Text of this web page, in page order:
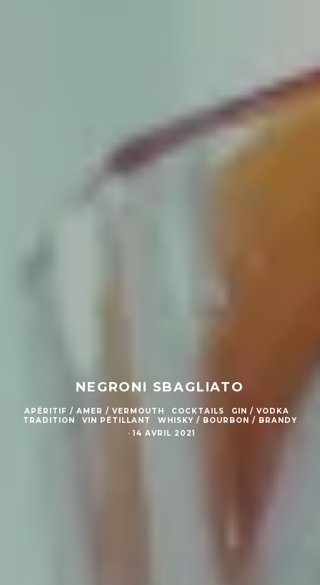
NEGRONI SBAGLIATO
APÉRITIF / AMER / VERMOUTH COCKTAILS
GIN / VODKA
TRADITION
VIN PÉTILLANT
WHISKY / BOURBON / BRANDY
· 14 AVRIL 2021